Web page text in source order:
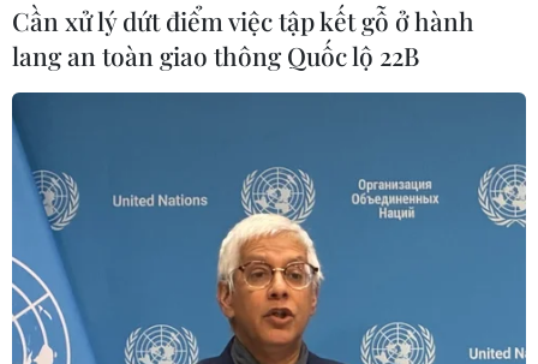
26/02/2025 23:09
Tổng thống Trump cho rằng Ukraine có thể “quên đi”
Cần xử lý dứt điểm việc tập kết gỗ ở hành
lang an toàn giao thông Quốc lộ 22B